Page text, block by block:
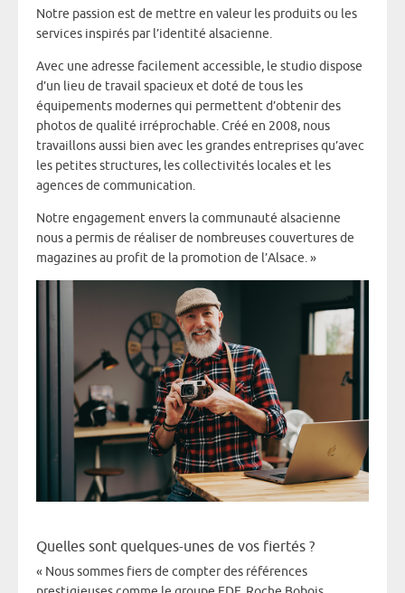
Notre passion est de mettre en valeur les produits ou les
services inspirés par l’identité alsacienne.
Avec une adresse facilement accessible, le studio dispose
d’un lieu de travail spacieux et doté de tous les
équipements modernes qui permettent d’obtenir des
photos de qualité irréprochable. Créé en 2008, nous
travaillons aussi bien avec les grandes entreprises qu’avec
les petites structures, les collectivités locales et les
agences de communication.
Notre engagement envers la communauté alsacienne
nous a permis de réaliser de nombreuses couvertures de
magazines au profit de la promotion de l’Alsace. »
Quelles sont quelques-unes de vos fiertés ?
« Nous sommes fiers de compter des références